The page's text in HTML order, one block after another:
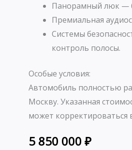
Панорамный люк —
Премиальная
Системы
контроль полосы.
Особые условия:
Автомобиль полностью
Москву. Указанная
может корректироваться
5 850 000 ₽